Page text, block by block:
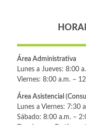
Área Administrativa
Lunes a Jueves: 8:00
Viernes: 8:00 a.m. –
Área Asistencial
Lunes a Viernes: 7:30
Sábado: 8:00 a.m. –